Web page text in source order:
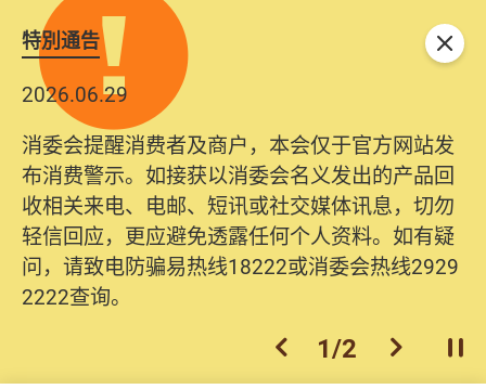
特別通告
2026.06.29
消委会提醒消费者及商户，本会仅于官方网站发
布消费警示。如接获以消委会名义发出的产品回
收相关来电、电邮、短讯或社交媒体讯息，切勿
轻信回应，更应避免透露任何个人资料。如有疑
问，请致电防骗易热线18222或消委会热线2929
2222查询。
2025.10.31
为提升使用者体验及网络安全，本会的投诉处理
系统已经进行升级及推出新功能。由2025年11月
10日起，消费者需要提供基本联络资料（包括姓
名、电邮及电话）注册帐户，才可提交投诉、查
询及建议。所有提交纪录将清晰整合于帐户中，
方便日后作出跟进。
上一个
2/2 下一个开
关闭